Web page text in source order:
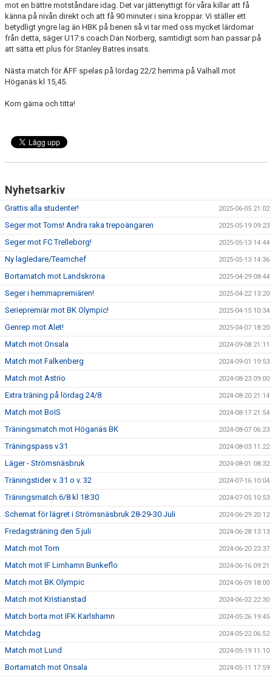
mot en bättre motståndare idag. Det var jättenyttigt för våra killar att få
känna på nivån direkt och att få 90 minuter i sina kroppar. Vi ställer ett
betydligt yngre lag än HBK på benen så vi tar med oss mycket lärdomar
från detta, säger U17:s coach Dan Norberg, samtidigt som han passar på
att sätta ett plus för Stanley Batres insats.
Nästa match för ÄFF spelas på lördag 22/2 hemma på Valhall mot
Höganäs kl 15,45.
Kom gärna och titta!
Nyhetsarkiv
Grattis alla studenter! 2025-06-05 21:02
Seger mot Torns! Andra raka trepoängaren 2025-05-19 09:23
Seger mot FC Trelleborg! 2025-05-13 14:44
Ny lagledare/Teamchef 2025-05-13 14:36
Bortamatch mot Landskrona 2025-04-29 08:44
Seger i hemmapremiären! 2025-04-22 13:20
Seriepremiär mot BK Olympic! 2025-04-15 10:34
Genrep mot Alet! 2025-04-07 18:20
Match mot Onsala 2024-09-08 21:11
Match mot Falkenberg 2024-09-01 19:53
Match mot Astrio 2024-08-23 09:00
Extra träning på lördag 24/8 2024-08-20 21:14
Match mot BoIS 2024-08-17 21:54
Träningsmatch mot Höganäs BK 2024-08-07 06:23
Träningspass v.31 2024-08-03 11:22
Läger - Strömsnäsbruk 2024-08-01 08:32
Träningstider v. 31 o v. 32 2024-07-16 10:04
Träningsmatch 6/8 kl 18:30 2024-07-05 10:53
Schemat för lägret i Strömsnäsbruk 28-29-30 Juli 2024-06-29 20:12
Fredagsträning den 5 juli 2024-06-28 13:13
Match mot Torn 2024-06-20 23:37
Match mot IF Limhamn Bunkeflo 2024-06-16 09:21
Match mot BK Olympic 2024-06-09 18:00
Match mot Kristianstad 2024-06-02 22:30
Match borta mot IFK Karlshamn 2024-05-26 19:45
Matchdag 2024-05-22 06:52
Match mot Lund 2024-05-19 11:10
Bortamatch mot Onsala 2024-05-11 17:59